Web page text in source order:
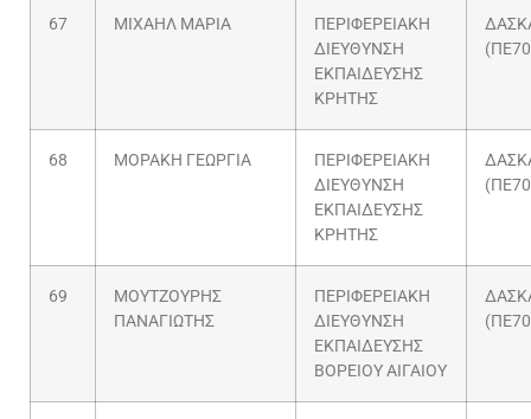
67 ΜΙΧΑΗΛ ΜΑΡΙΑ
ΠΕΡΙΦΕΡΕΙΑΚΗ
ΔΙΕΥΘΥΝΣΗ
ΕΚΠΑΙΔΕΥΣΗΣ
ΚΡΗΤΗΣ
68 ΜΟΡΑΚΗ ΓΕΩΡΓΙΑ
ΠΕΡΙΦΕΡΕΙΑΚΗ
ΔΙΕΥΘΥΝΣΗ
ΕΚΠΑΙΔΕΥΣΗΣ
ΚΡΗΤΗΣ
69
ΜΟΥΤΖΟΥΡΗΣ
ΠΑΝΑΓΙΩΤΗΣ
ΠΕΡΙΦΕΡΕΙΑΚΗ
ΔΙΕΥΘΥΝΣΗ
ΕΚΠΑΙΔΕΥΣΗΣ
ΒΟΡΕΙΟΥ ΑΙΓΑΙΟΥ